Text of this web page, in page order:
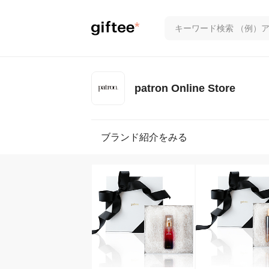
patron Online Store
ブランド紹介をみる